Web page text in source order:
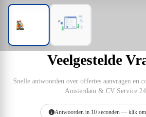
Veelgestelde
Snelle antwoorden over offertes aanvragen en
Amsterdam & CV Service
Antwoorden in 10 seconden — klik om